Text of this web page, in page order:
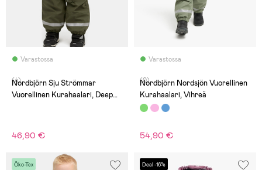
Varastossa
(4)
Nordbjörn Sju Strömmar
Vuorellinen Kurahaalari, Deep
46,90 €
Varastossa
(0)
Nordbjörn Nordsjön Vuorellinen
Kurahaalari, Vihreä
54,90 €
Öko-Tex Deal -16%